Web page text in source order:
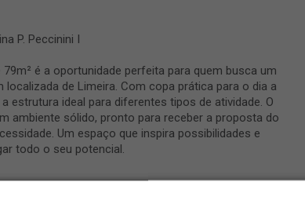
P. Peccinini I
é a oportunidade perfeita para quem busca um
de Limeira. Com copa prática para o dia a
estrutura ideal para diferentes tipos de atividade. O
ambiente sólido, pronto para receber a proposta do
Um espaço que inspira possibilidades e
todo o seu potencial.